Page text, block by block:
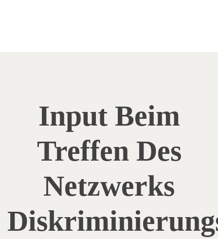
Input Beim
Treffen Des
Netzwerks